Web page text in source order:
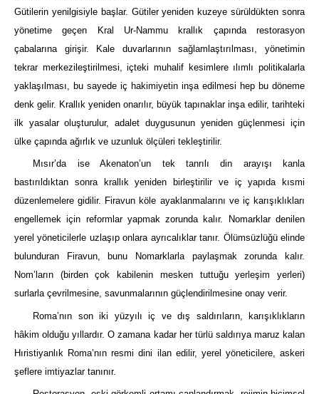
Gütilerin yenilgisiyle başlar. Gütiler yeniden kuzeye sürüldükten sonra
yönetime geçen Kral Ur-Nammu krallık çapında restorasyon
çabalarına girişir. Kale duvarlarının sağlamlaştırılması, yönetimin
tekrar merkezileştirilmesi, içteki muhalif kesimlere ılımlı politikalarla
yaklaşılması, bu sayede iç hakimiyetin inşa edilmesi hep bu döneme
denk gelir. Krallık yeniden onarılır, büyük tapınaklar inşa edilir, tarihteki
ilk yasalar oluşturulur, adalet duygusunun yeniden güçlenmesi için
ülke çapında ağırlık ve uzunluk ölçüleri tekleştirilir.
Mısır’da ise Akenaton’un tek tanrılı din arayışı kanla
bastırıldıktan sonra krallık yeniden birleştirilir ve iç yapıda kısmi
düzenlemelere gidilir. Firavun köle ayaklanmalarını ve iç karışıklıkları
engellemek için reformlar yapmak zorunda kalır. Nomarklar denilen
yerel yöneticilerle uzlaşıp onlara ayrıcalıklar tanır. Ölümsüzlüğü elinde
bulunduran Firavun, bunu Nomarklarla paylaşmak zorunda kalır.
Nom’ların (birden çok kabilenin mesken tuttuğu yerleşim yerleri)
surlarla çevrilmesine, savunmalarının güçlendirilmesine onay verir.
Roma’nın son iki yüzyılı iç ve dış saldırıların, karışıklıkların
hâkim olduğu yıllardır. O zamana kadar her türlü saldırıya maruz kalan
Hıristiyanlık Roma’nın resmi dini ilan edilir, yerel yöneticilere, askeri
şeflere imtiyazlar tanınır.